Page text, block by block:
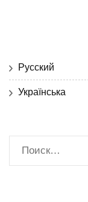
Русский
Українська
Найти: